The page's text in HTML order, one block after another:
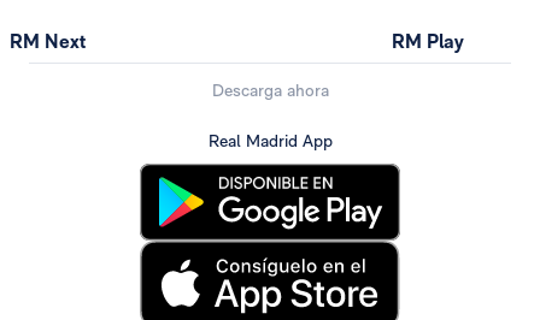
RM Next RM Play
Descarga ahora
Real Madrid App